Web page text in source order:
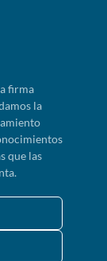
firma
la
que las